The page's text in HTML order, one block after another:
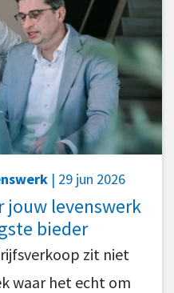
| 29 jun 2026
jouw levenswerk
bieder
zit niet
waar het echt om